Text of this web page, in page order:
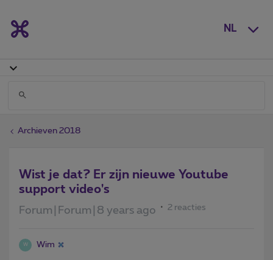
NL
Archieven 2018
Wist je dat? Er zijn nieuwe Youtube
support video's
Forum|Forum|8 years ago 2 reacties
W Wim